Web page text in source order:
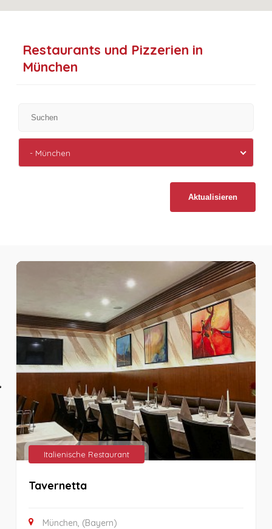
Restaurants und Pizzerien in
München
- München
Aktualisieren
Italienische Restaurant
Tavernetta
München, (Bayern)